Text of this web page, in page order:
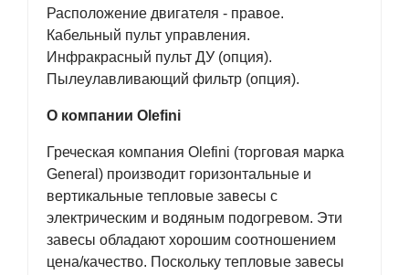
Расположение двигателя - правое.
Кабельный пульт управления.
Инфракрасный пульт ДУ (опция).
Пылеулавливающий фильтр (опция).
О компании Olefini
Греческая компания Olefini (торговая марка
General) производит горизонтальные и
вертикальные тепловые завесы с
электрическим и водяным подогревом. Эти
завесы обладают хорошим соотношением
цена/качество. Поскольку тепловые завесы